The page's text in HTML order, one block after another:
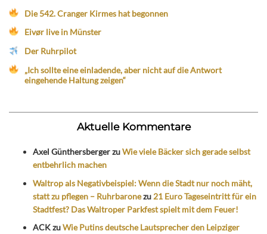
Die 542. Cranger Kirmes hat begonnen
Eivør live in Münster
Der Ruhrpilot
„Ich sollte eine einladende, aber nicht auf die Antwort
eingehende Haltung zeigen“
Aktuelle Kommentare
Axel GünthersbergerzuWie viele Bäcker sich gerade selbst
entbehrlich machen
Waltrop als Negativbeispiel: Wenn die Stadt nur noch mäht,
statt zu pflegen – Ruhrbaronezu 21 Euro Tageseintritt für ein
Stadtfest? Das Waltroper Parkfest spielt mit dem Feuer!
ACKzuWie Putins deutsche Lautsprecher den Leipziger